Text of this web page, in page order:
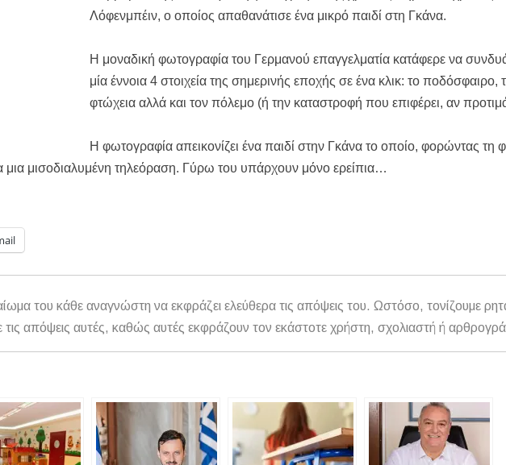
ΗΜΩΝ ΙΗΣΟΥ ΧΡΙΣΤΟΥ ΣΤΟ ΠΛΑΤΑΝΟΧΩΡΙ ΚΑΙ ΣΤΗ ΣΑΡΑΚΗΝΑ
ορίων το νερό στη Σίβηρη – Τέλος η προληπτική απαγόρευση χρήσης
Χαλκιδικής
μέσω του προγράμματος «ΠΡΟΛΑΜΒΑΝΩ» έως το 2030
Λόφενμπέιν, ο οποίος απαθανάτισε ένα μικρό παιδί στη Γκάνα.
Η μοναδική φωτογραφία του Γερμανού επαγγελματία κατάφερε να
μία έννοια 4 στοιχεία της σημερινής εποχής σε ένα κλικ: το
φτώχεια αλλά και τον πόλεμο (ή την καταστροφή που επιφέρει, αν
Η φωτογραφία απεικονίζει ένα παιδί στην Γκάνα το οποίο, φορώντας τη
μια μισοδιαλυμένη τηλεόραση. Γύρω του υπάρχουν μόνο ερείπια…
του κάθε αναγνώστη να εκφράζει ελεύθερα τις απόψεις του. Ωστόσο, τονίζουμε
τις απόψεις αυτές, καθώς αυτές εκφράζουν τον εκάστοτε χρήστη, σχολιαστή ή